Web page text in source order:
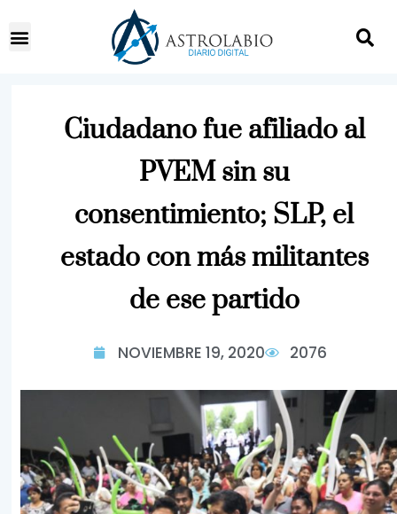
Ciudadano fue afiliado al
PVEM sin su
consentimiento; SLP, el
estado con más militantes
de ese partido
NOVIEMBRE 19, 2020 2076